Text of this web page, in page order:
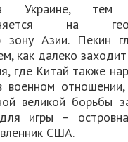
Украине, тем
на
зону Азии. Пекин
как далеко
где Китай также
военном отношении,
великой борьбы
игры –
США.